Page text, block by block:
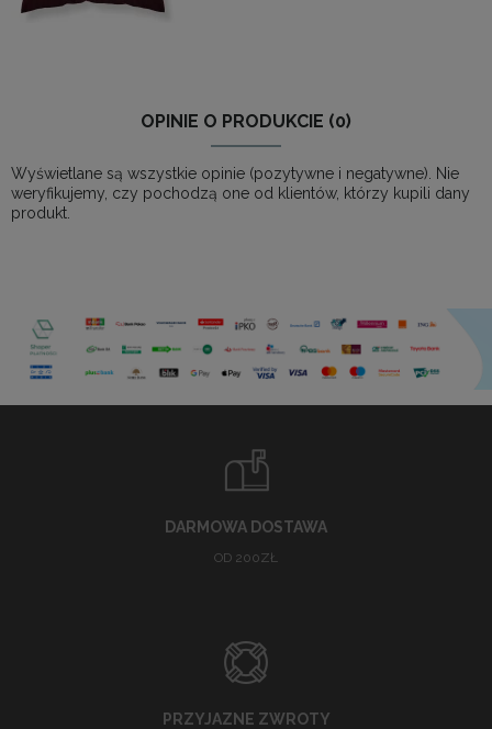
OPINIE O PRODUKCIE (0)
Wyświetlane są wszystkie opinie (pozytywne i negatywne). Nie
weryfikujemy, czy pochodzą one od klientów, którzy kupili dany
produkt.
DARMOWA DOSTAWA
OD 200ZŁ
PRZYJAZNE ZWROTY